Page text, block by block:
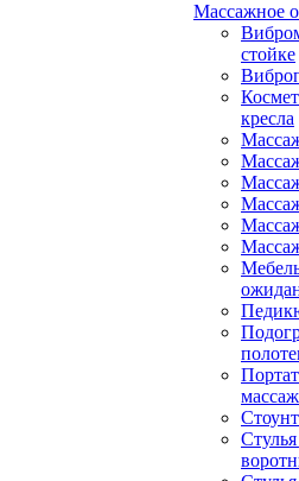
Массажное
стойке
кресла